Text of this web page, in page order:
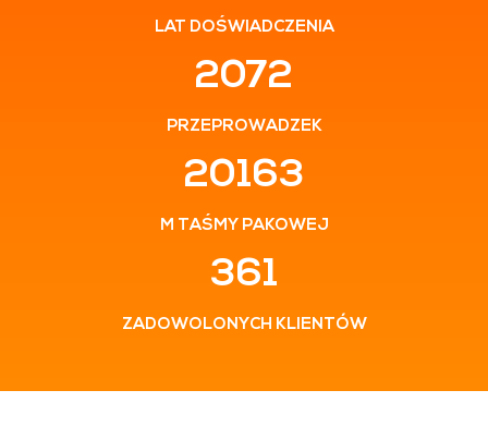
LAT DOŚWIADCZENIA
3408
PRZEPROWADZEK
33164
M TAŚMY PAKOWEJ
595
ZADOWOLONYCH KLIENTÓW